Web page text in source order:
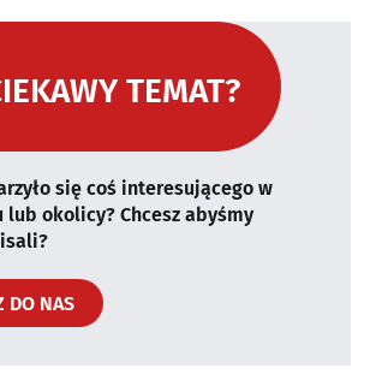
TEMAT?
się coś interesującego w
lub okolicy? Chcesz abyśmy
DO NAS